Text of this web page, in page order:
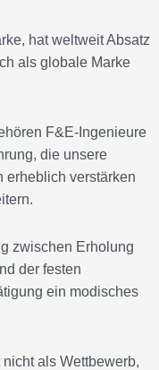
hat weltweit Absatz
als globale Marke
F&E-Ingenieure
die unsere
erheblich verstärken
zwischen Erholung
der festen
ein modisches
als Wettbewerb,